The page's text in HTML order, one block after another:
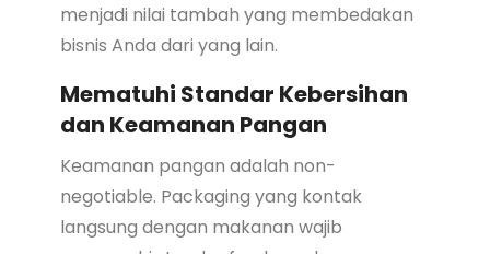
menjadi nilai tambah yang membedakan
bisnis Anda dari yang lain.
Mematuhi Standar Kebersihan
dan Keamanan Pangan
Keamanan pangan adalah non-
negotiable. Packaging yang kontak
langsung dengan makanan wajib